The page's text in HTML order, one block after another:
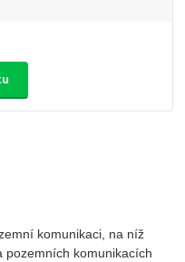
komunikaci, na níž
pozemních komunikacích